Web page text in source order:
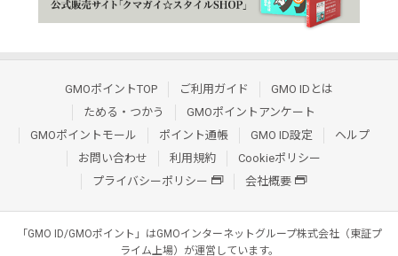
GMOポイントTOP ご利用ガイド
GMO IDとは
ためる・つかう
GMOポイントアンケート
GMOポイントモール
ポイント通帳 GMO ID設定
ヘルプ
お問い合わせ
利用規約
Cookieポリシー
プライバシーポリシー
会社概要
「GMO ID/GMOポイント」はGMOインターネットグループ株式会社（東証プ
ライム上場）が運営しています。